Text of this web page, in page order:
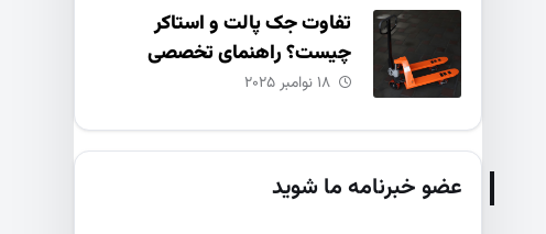
تفاوت جک پالت و استاکر
چیست؟ راهنمای تخصصی
انتخاب و خرید
۱۸ نوامبر ۲۰۲۵
عضو خبرنامه ما شوید